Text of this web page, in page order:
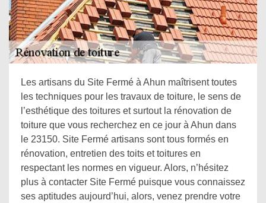
Les artisans du Site Fermé à Ahun maîtrisent toutes
les techniques pour les travaux de toiture, le sens de
l’esthétique des toitures et surtout la rénovation de
toiture que vous recherchez en ce jour à Ahun dans
le 23150. Site Fermé artisans sont tous formés en
rénovation, entretien des toits et toitures en
respectant les normes en vigueur. Alors, n’hésitez
plus à contacter Site Fermé puisque vous connaissez
ses aptitudes aujourd’hui, alors, venez prendre votre